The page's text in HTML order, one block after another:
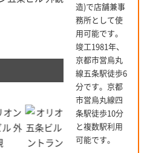
造)で店舗兼事
務所として使
用可能です。
竣工1981年、
京都市営烏丸
線五条駅徒歩6
分です。京都
市営烏丸線四
条駅徒歩10分
と複数駅利用
可能です。